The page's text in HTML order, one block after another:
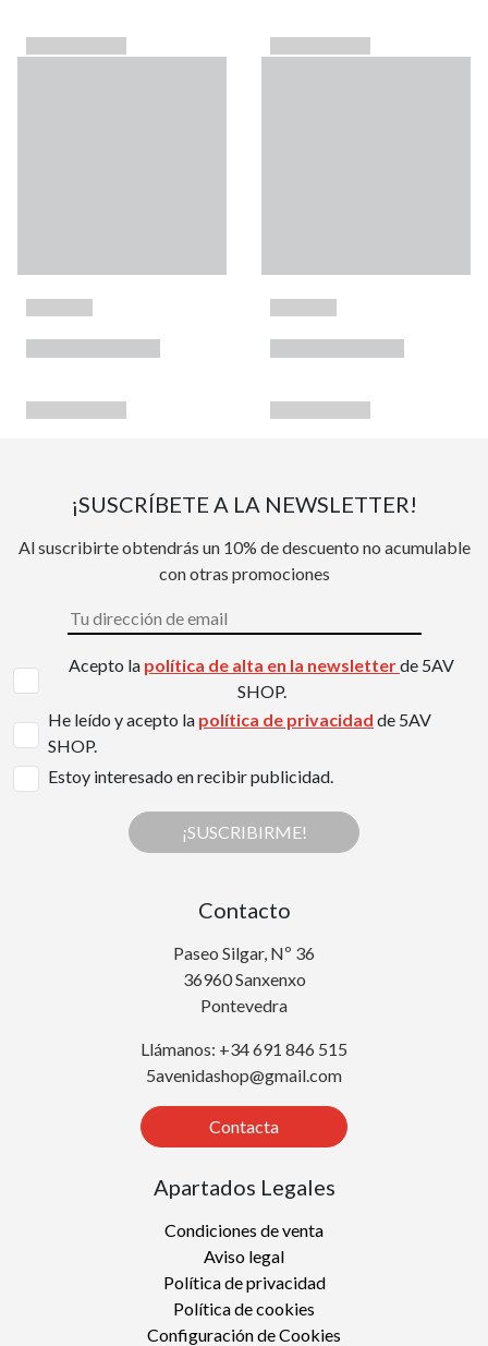
¡SUSCRÍBETE A LA NEWSLETTER!
Al suscribirte obtendrás un 10% de descuento no acumulable
con otras promociones
Acepto la política de alta en la newsletterde 5AV
SHOP.
He leído y acepto la política de privacidad de 5AV
SHOP.
Estoy interesado en recibir publicidad.
¡SUSCRIBIRME!
Contacto
Paseo Silgar, Nº 36
36960 Sanxenxo
Pontevedra
Llámanos: +34 691 846 515
5avenidashop@gmail.com
Contacta
Apartados Legales
Condiciones de venta
Aviso legal
Política de privacidad
Política de cookies
Configuración de Cookies